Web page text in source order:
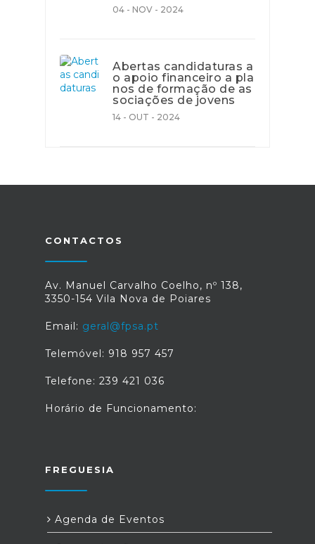
04 - NOV - 2024
Abertas candidaturas a
o apoio financeiro a pla
nos de formação de as
sociações de jovens
14 - OUT - 2024
CONTACTOS
Av. Manuel Carvalho Coelho, nº 138,
3350-154 Vila Nova de Poiares
Email: geral@fpsa.pt
Telemóvel: 918 957 457
Telefone: 239 421 036
Horário de Funcionamento:
FREGUESIA
Agenda de Eventos